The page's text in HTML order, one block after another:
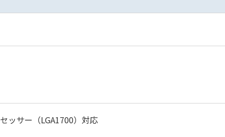
ッサー（LGA1700）対応